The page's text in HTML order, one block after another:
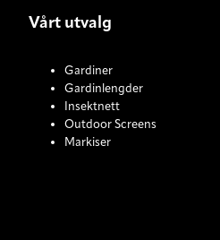
Vårt utvalg
Gardiner
Gardinlengder
Insektnett
Outdoor Screens
Markiser